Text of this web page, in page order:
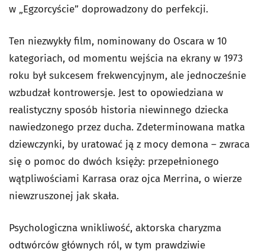
w „Egzorcyście” doprowadzony do perfekcji.
Ten niezwykły film, nominowany do Oscara w 10
kategoriach, od momentu wejścia na ekrany w 1973
roku był sukcesem frekwencyjnym, ale jednocześnie
wzbudzał kontrowersje. Jest to opowiedziana w
realistyczny sposób historia niewinnego dziecka
nawiedzonego przez ducha. Zdeterminowana matka
dziewczynki, by uratować ją z mocy demona – zwraca
się o pomoc do dwóch księży: przepełnionego
wątpliwościami Karrasa oraz ojca Merrina, o wierze
niewzruszonej jak skała.
Psychologiczna wnikliwość, aktorska charyzma
odtwórców głównych ról, w tym prawdziwie